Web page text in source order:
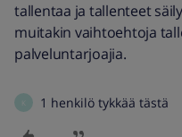
tallentaa ja tallenteet
muitakin vaihtoehtoja
palveluntarjoajia.
1 henkilö tykkää tästä